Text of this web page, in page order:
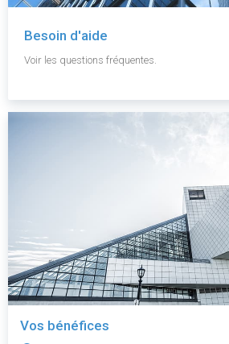
Besoin d'aide
Voir les questions fréquentes.
Vos bénéfices